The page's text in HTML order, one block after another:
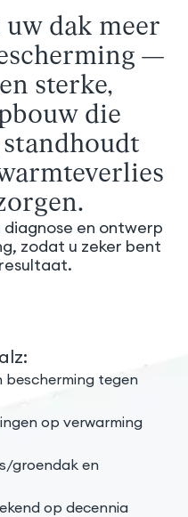
dak meer
—
sterke,
die
en ontwerp
zodat u zeker bent
bescherming tegen
op verwarming
groendak en
op decennia